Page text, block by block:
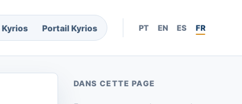
Kyrios Portail Kyrios PT EN ES FR
DANS CETTE PAGE